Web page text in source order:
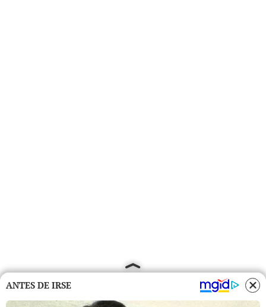
ANTES DE IRSE